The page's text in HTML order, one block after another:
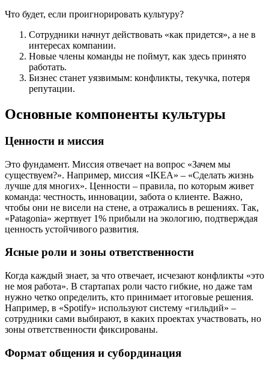
Что будет, если проигнорировать культуру?
Сотрудники начнут действовать «как придется», а не в
интересах компании.
Новые члены команды не поймут, как здесь принято
работать.
Бизнес станет уязвимым: конфликты, текучка, потеря
репутации.
Основные компоненты культуры
Ценности и миссия
Это фундамент. Миссия отвечает на вопрос «Зачем мы
существуем?». Например, миссия «IKEA» – «Сделать жизнь
лучше для многих». Ценности – правила, по которым живет
команда: честность, инновации, забота о клиенте. Важно,
чтобы они не висели на стене, а отражались в решениях. Так,
«Patagonia» жертвует 1% прибыли на экологию, подтверждая
ценность устойчивого развития.
Ясные роли и зоны ответственности
Когда каждый знает, за что отвечает, исчезают конфликты «это
не моя работа». В стартапах роли часто гибкие, но даже там
нужно четко определить, кто принимает итоговые решения.
Например, в «Spotify» используют систему «гильдий» –
сотрудники сами выбирают, в каких проектах участвовать, но
зоны ответственности фиксированы.
Формат общения и субординация